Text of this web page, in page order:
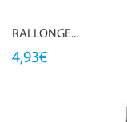
RALLONGE...
4,93€